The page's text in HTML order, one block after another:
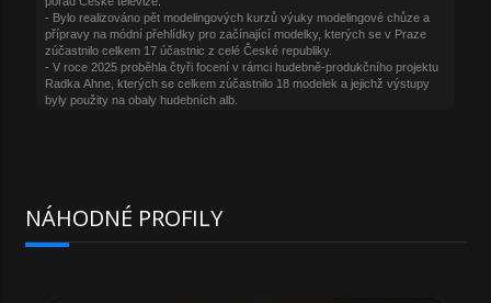
NÁHODNÉ PROFILY